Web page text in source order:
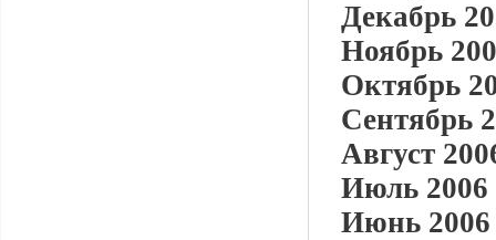
Декабрь
Ноябрь
Октябрь
Сентябрь
Август
Июль 2006
Июнь 2006